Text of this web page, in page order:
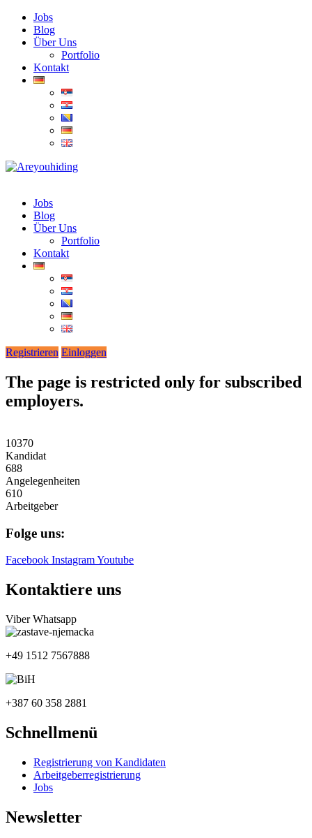
Jobs
Blog
Über Uns
Portfolio
Kontakt
Jobs
Blog
Über Uns
Portfolio
Kontakt
Registrieren Einloggen
The page is restricted only for subscribed
employers.
10370
Kandidat
688
Angelegenheiten
610
Arbeitgeber
Folge uns:
Facebook InstagramYoutube
Kontaktiere uns
Viber Whatsapp
+49 1512 7567888
+387 60 358 2881
Schnellmenü
Registrierung von Kandidaten
Arbeitgeberregistrierung
Jobs
Newsletter